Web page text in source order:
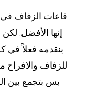
قاعات الزفاف في
إنها الأفضل.
بنقدمه فعلاً في
للزفاف والافراح
بس بتجمع بين